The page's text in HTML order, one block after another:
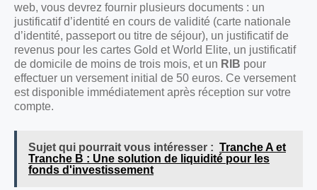
web, vous devrez fournir plusieurs documents : un
justificatif d’identité en cours de validité (carte nationale
d’identité, passeport ou titre de séjour), un justificatif de
revenus pour les cartes Gold et World Elite, un justificatif
de domicile de moins de trois mois, et un RIB pour
effectuer un versement initial de 50 euros. Ce versement
est disponible immédiatement après réception sur votre
compte.
Sujet qui pourrait vous intéresser : Tranche A et
Tranche B : Une solution de liquidité pour les
fonds d'investissement